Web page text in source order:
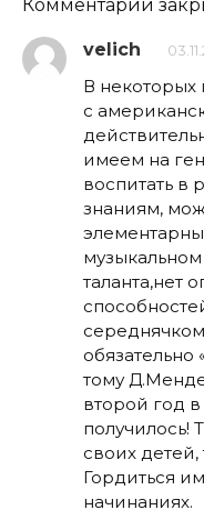
Комментарии
velich
В некоторых
с
имеем на
воспитать в
знаниям,
таланта,нет
тому
второй год в
получилось!
своих детей,
Гордиться
начинаниях.